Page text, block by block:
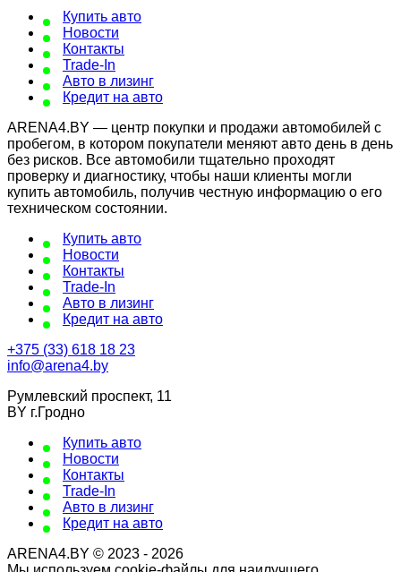
Купить авто
Новости
Контакты
Trade-In
Авто в лизинг
Кредит на авто
ARENA4.BY — центр покупки и продажи автомобилей с
пробегом, в котором покупатели меняют авто день в день
без рисков. Все автомобили тщательно проходят
проверку и диагностику, чтобы наши клиенты могли
купить автомобиль, получив честную информацию о его
техническом состоянии.
Купить авто
Новости
Контакты
Trade-In
Авто в лизинг
Кредит на авто
+375 (33) 618 18 23
info@arena4.by
Румлевский проспект, 11
BY г.Гродно
Купить авто
Новости
Контакты
Trade-In
Авто в лизинг
Кредит на авто
ARENA4.BY © 2023 - 2026